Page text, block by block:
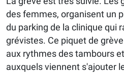
des femmes, organisent un
du parking de la clinique qui
grévistes. Ce piquet de
aux rythmes des tambours
auxquels viennent s'ajouter